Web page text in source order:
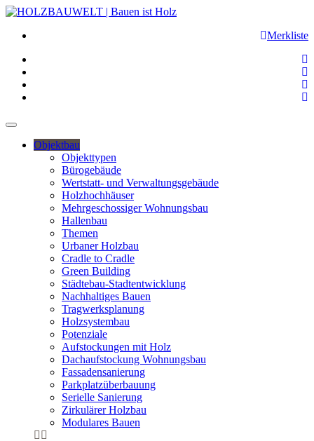
Merkliste
Objektbau
Objekttypen
Bürogebäude
Wertstatt- und Verwaltungsgebäude
Holzhochhäuser
Mehrgeschossiger Wohnungsbau
Hallenbau
Themen
Urbaner Holzbau
Cradle to Cradle
Green Building
Städtebau-Stadtentwicklung
Nachhaltiges Bauen
Tragwerksplanung
Holzsystembau
Potenziale
Aufstockungen mit Holz
Dachaufstockung Wohnungsbau
Fassadensanierung
Parkplatzüberbauung
Serielle Sanierung
Zirkulärer Holzbau
Modulares Bauen